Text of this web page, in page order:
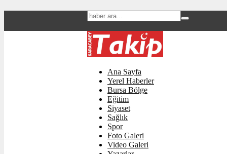
Ana Sayfa
Yerel Haberler
Bursa Bölge
Eğitim
Siyaset
Sağlık
Spor
Foto Galeri
Video Galeri